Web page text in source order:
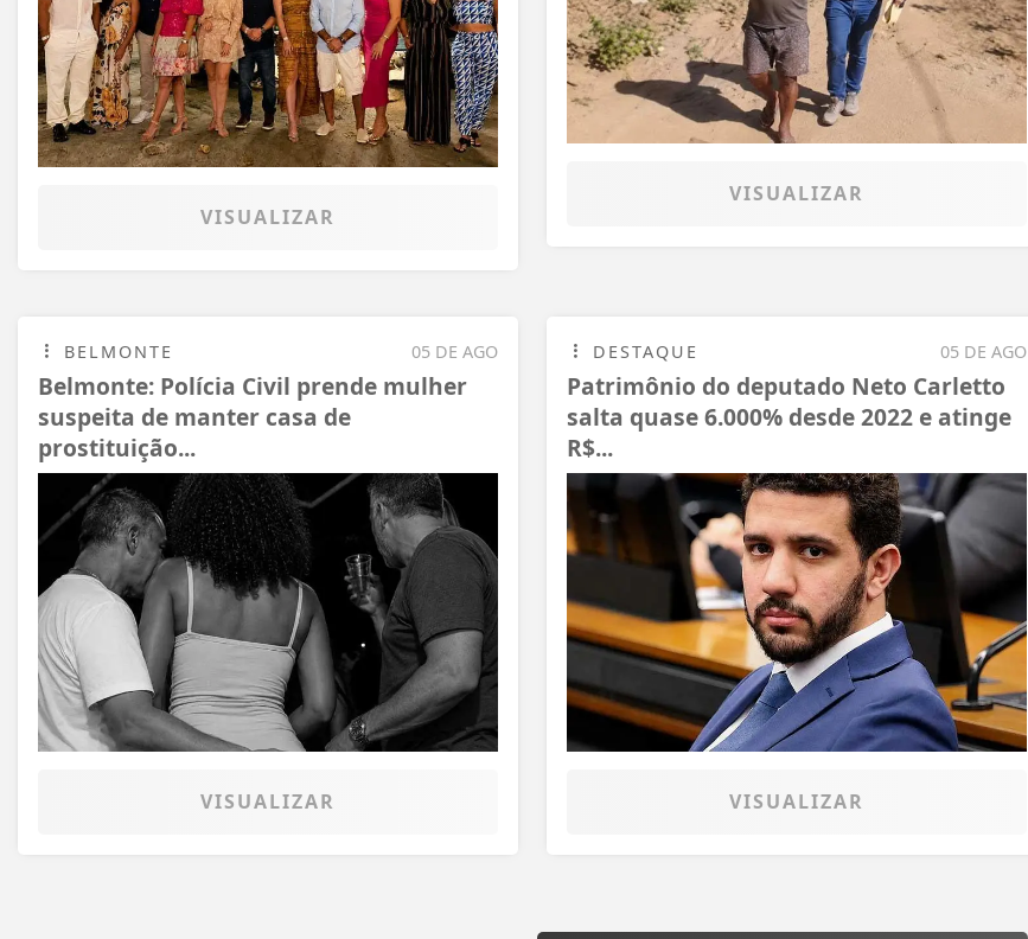
VISUALIZAR
VISUALIZAR
05 DE AGO
BELMONTE
Belmonte: Polícia Civil prende mulher
suspeita de manter casa de
prostituição...
VISUALIZAR
05 DE AGO
DESTAQUE
Patrimônio do deputado Neto Carletto
salta quase 6.000% desde 2022 e atinge
R$...
VISUALIZAR